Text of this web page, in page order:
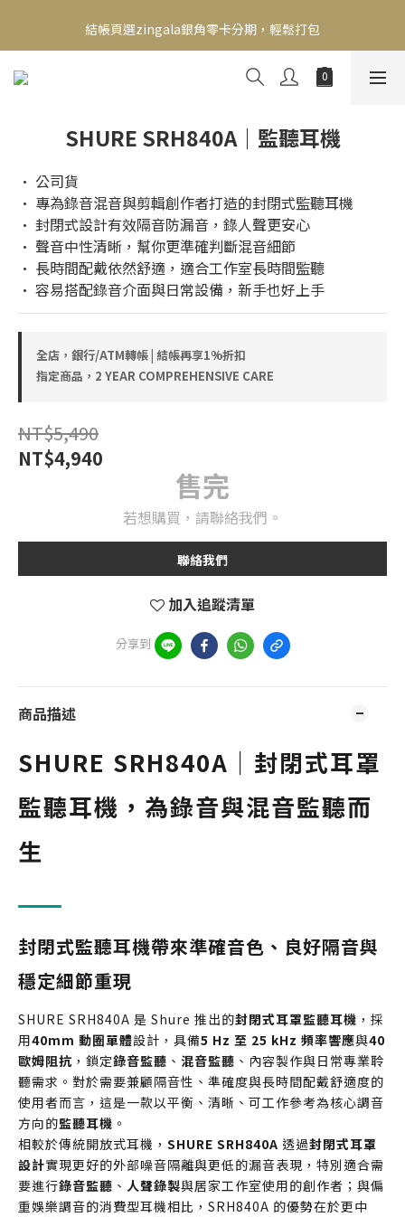
解👉
結帳頁選zingala銀角零卡分期，輕鬆打包
新會員送500！滿額最高回饋2000，刷卡最高12期零利率，馬上了
SHURE SRH840A｜監聽耳機
• 公司貨
• 專為錄音混音與剪輯創作者打造的封閉式監聽耳機
• 封閉式設計有效隔音防漏音，錄人聲更安心
• 聲音中性清晰，幫你更準確判斷混音細節
• 長時間配戴依然舒適，適合工作室長時間監聽
• 容易搭配錄音介面與日常設備，新手也好上手
全店，銀行/ATM轉帳 | 結帳再享1%折扣
指定商品，2 YEAR COMPREHENSIVE CARE
NT$5,490
NT$4,940
售完
若想購買，請聯絡我們。
聯絡我們
加入追蹤清單
分享到
商品描述
SHURE SRH840A｜封閉式耳罩
監聽耳機，為錄音與混音監聽而
生
封閉式監聽耳機帶來準確音色、良好隔音與
穩定細節重現
SHURE SRH840A 是 Shure 推出的封閉式耳罩監聽耳機 ，採
用40mm 動圈單體設計，具備5 Hz 至 25 kHz 頻率響應與40
歐姆阻抗 ，鎖定錄音監聽 、 混音監聽 、內容製作與日常專業聆
聽需求。對於需要兼顧隔音性、準確度與長時間配戴舒適度的
使用者而言，這是一款以平衡、清晰、可工作參考為核心調音
方向的監聽耳機 。
相較於傳統開放式耳機， SHURE SRH840A 透過封閉式耳罩
設計實現更好的外部噪音隔離與更低的漏音表現，特別適合需
要進行錄音監聽 、 人聲錄製與居家工作室使用的創作者；與偏
重娛樂調音的消費型耳機相比，SRH840A 的優勢在於更中